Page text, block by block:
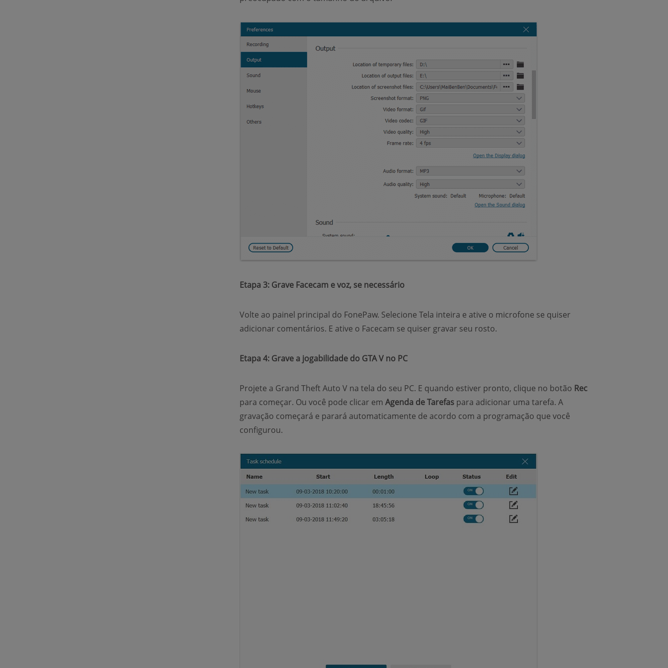
Etapa 3: Grave Facecam e voz, se necessário
Volte ao painel principal do FonePaw. Selecione Tela inteira e ative o microfone se quiser
adicionar comentários. E ative o Facecam se quiser gravar seu rosto.
Etapa 4: Grave a jogabilidade do GTA V no PC
Projete a Grand Theft Auto V na tela do seu PC. E quando estiver pronto, clique no botão Rec
para começar. Ou você pode clicar em Agenda de Tarefas para adicionar uma tarefa. A
gravação começará e parará automaticamente de acordo com a programação que você
configurou.